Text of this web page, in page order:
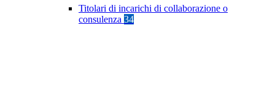
Titolari di incarichi di collaborazione o
consulenza 34